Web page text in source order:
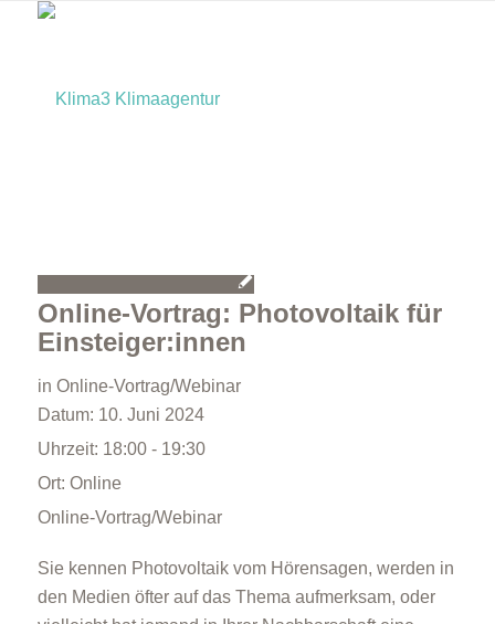
Home
Bürger:innen
Online-Vortrag: Photovoltaik für
Einsteiger:innen
in Online-Vortrag/Webinar
Datum: 10. Juni 2024
Uhrzeit: 18:00 - 19:30
Ort: Online
Online-Vortrag/Webinar
Sie kennen Photovoltaik vom Hörensagen, werden in
den Medien öfter auf das Thema aufmerksam, oder